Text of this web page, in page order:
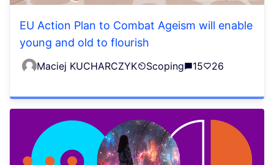
EU Action Plan to Combat Ageism will enable
young and old to flourish
Maciej KUCHARCZYK Scoping 15 26